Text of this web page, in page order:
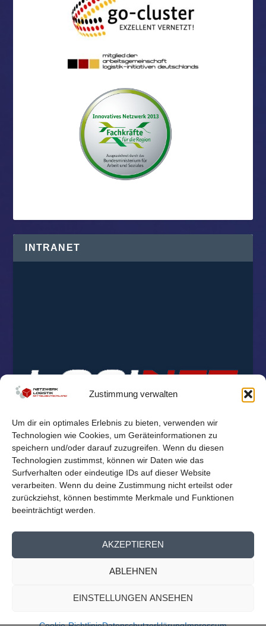
Zustimmung verwalten
Um dir ein optimales Erlebnis zu bieten, verwenden wir
Technologien wie Cookies, um Geräteinformationen zu
speichern und/oder darauf zuzugreifen. Wenn du diesen
Technologien zustimmst, können wir Daten wie das
Surfverhalten oder eindeutige IDs auf dieser Website
verarbeiten. Wenn du deine Zustimmung nicht erteilst oder
zurückziehst, können bestimmte Merkmale und Funktionen
beeinträchtigt werden.
AKZEPTIEREN
ABLEHNEN
EINSTELLUNGEN ANSEHEN
INTRANET
Reichelt Kommunikationsberatung
Mitglieder Übersicht Kontakt Impressum
Datenschutz
Cookie-Richtlinie (EU)